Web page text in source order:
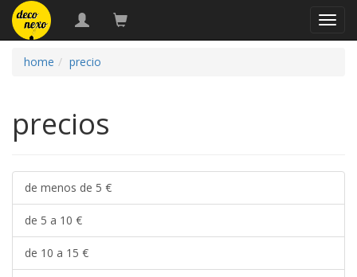
home precio
precios
de menos de 5 €
de 5 a 10 €
de 10 a 15 €